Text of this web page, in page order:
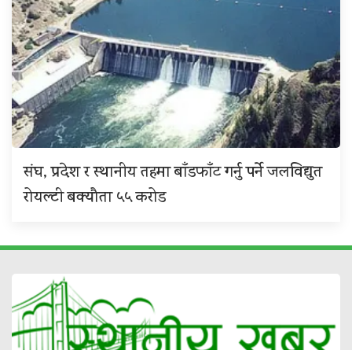
संघ, प्रदेश र स्थानीय तहमा बाँडफाँट गर्नु पर्ने जलविद्युत
रोयल्टी बक्यौता ५५ करोड